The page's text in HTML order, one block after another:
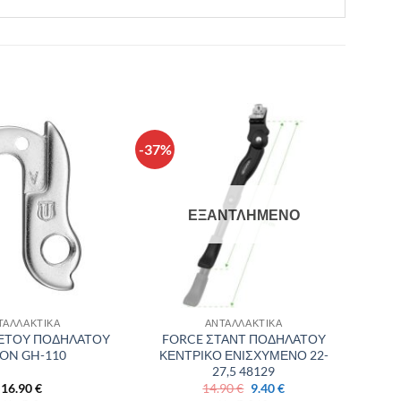
Πρόσθήκη
στην λίστα
επιθυμιών
ΠΟΔΗΛΑΤΟΥ
GH-110
16.90€
-37%
στην λίστα
ΕΞΑΝΤΛΗΜΈΝΟ
ΑΝΤΑΛΛΑΚΤΙΚΑ
FORCE ΣΤΑΝΤ ΠΟΔΗΛΑΤΟΥ
ΚΕΝΤΡΙΚΟ ΕΝΙΣΧΥΜΕΝΟ 22-
27,5 48129
14.90€ Original
9.40€Η